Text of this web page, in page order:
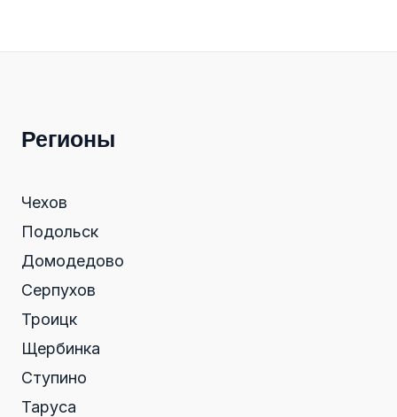
Регионы
Чехов
Подольск
Домодедово
Серпухов
Троицк
Щербинка
Ступино
Таруса